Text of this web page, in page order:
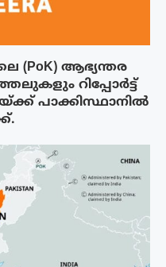
(PoK) ആഭ്യന്തര
റിപ്പോർട്ട്
പാക്കിസ്ഥാനിൽ